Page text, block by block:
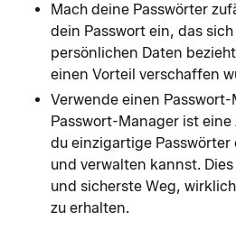
Mach deine Passwörter
dein Passwort ein, das
persönlichen Daten
einen Vorteil verschaffen
Verwende einen Passwort-
Passwort-Manager ist
du einzigartige
und verwalten kannst.
und sicherste Weg,
zu erhalten.